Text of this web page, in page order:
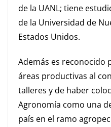
de la UANL; tiene
de la Universidad de
Estados Unidos.
Además es reconocido
áreas productivas al
talleres y de haber
Agronomía como una
país en el ramo